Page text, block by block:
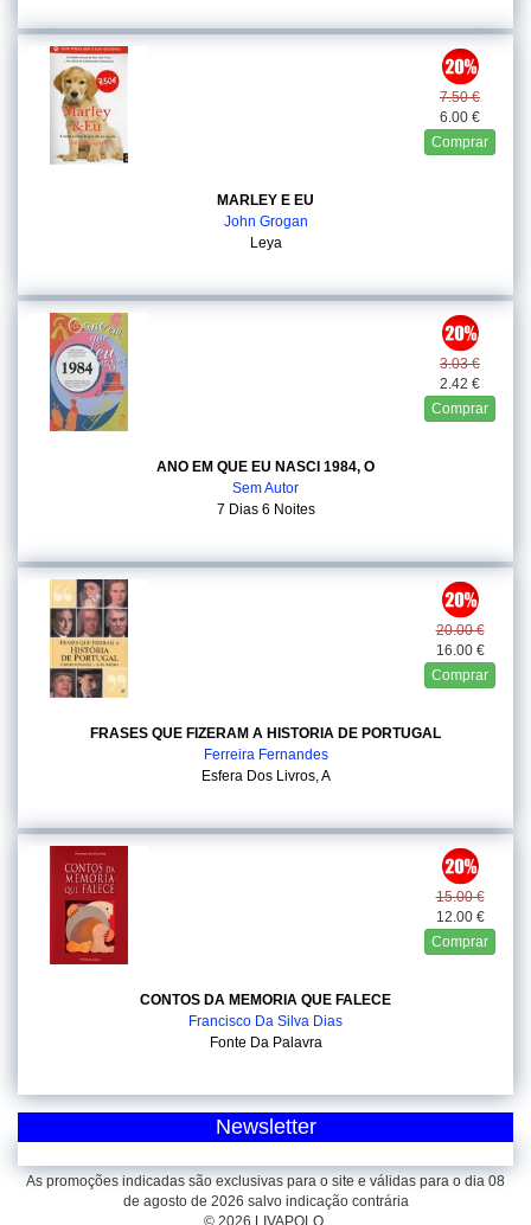
7.50 €
6.00 €
Comprar
MARLEY E EU
John Grogan
Leya
3.03 €
2.42 €
Comprar
ANO EM QUE EU NASCI 1984, O
Sem Autor
7 Dias 6 Noites
20.00 €
16.00 €
Comprar
FRASES QUE FIZERAM A HISTORIA DE PORTUGAL
Ferreira Fernandes
Esfera Dos Livros, A
15.00 €
12.00 €
Comprar
CONTOS DA MEMORIA QUE FALECE
Francisco Da Silva Dias
Fonte Da Palavra
Newsletter
As promoções indicadas são exclusivas para o site e válidas para o dia 08
de agosto de 2026 salvo indicação contrária
© 2026 LIVAPOLO.